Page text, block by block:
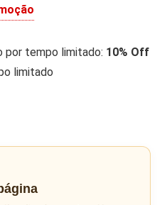
por tempo limitado: 10% Off
limitado